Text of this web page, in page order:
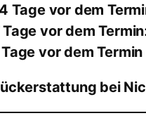
Tage vor dem
Tage vor dem Termin
vor dem
bei